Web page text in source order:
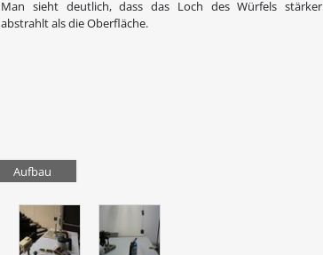
Man sieht deutlich, dass das Loch des Würfels stärker
abstrahlt als die Oberfläche.
Aufbau